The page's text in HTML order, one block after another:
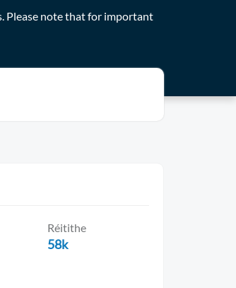
Please note that for important
Réitithe
58k